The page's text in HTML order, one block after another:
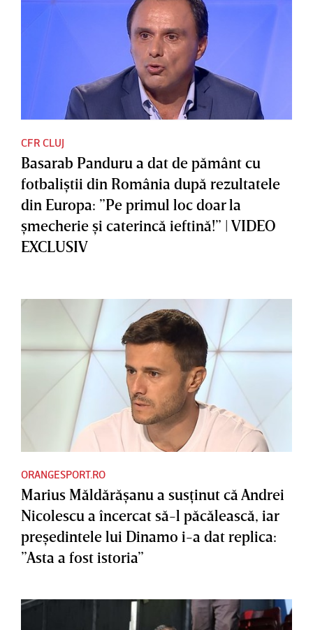
CFR CLUJ
Basarab Panduru a dat de pământ cu
fotbaliştii din România după rezultatele
din Europa: ”Pe primul loc doar la
şmecherie şi caterincă ieftină!” | VIDEO
EXCLUSIV
ORANGESPORT.RO
Marius Măldărăşanu a susţinut că Andrei
Nicolescu a încercat să-l păcălească, iar
preşedintele lui Dinamo i-a dat replica:
”Asta a fost istoria”